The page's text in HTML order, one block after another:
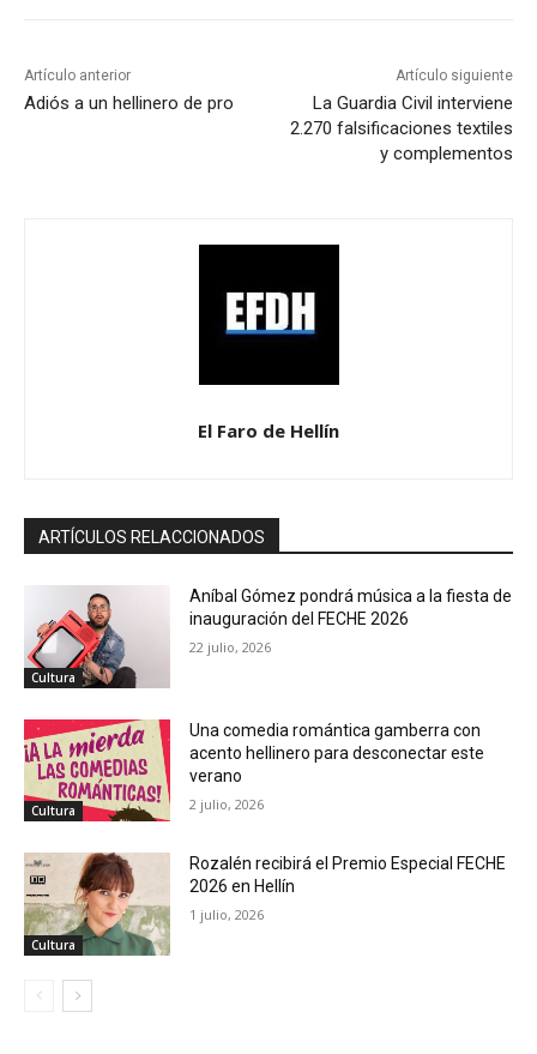
Artículo anterior
Adiós a un hellinero de pro
Artículo siguiente
La Guardia Civil interviene
2.270 falsificaciones textiles
y complementos
El Faro de Hellín
ARTÍCULOS RELACCIONADOS
Cultura
Aníbal Gómez pondrá música a la fiesta de
inauguración del FECHE 2026
22 julio, 2026
Cultura
Una comedia romántica gamberra con
acento hellinero para desconectar este
verano
2 julio, 2026
Cultura
Rozalén recibirá el Premio Especial FECHE
2026 en Hellín
1 julio, 2026